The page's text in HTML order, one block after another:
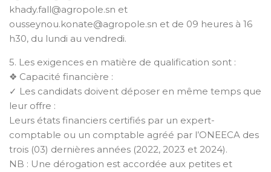
khady.fall@agropole.sn et
ousseynou.konate@agropole.sn et de 09 heures à 16
h30, du lundi au vendredi.
5. Les exigences en matière de qualification sont :
❖ Capacité financière :
✓ Les candidats doivent déposer en même temps que
leur offre :
Leurs états financiers certifiés par un expert-
comptable ou un comptable agréé par l’ONEECA des
trois (03) dernières années (2022, 2023 et 2024).
NB : Une dérogation est accordée aux petites et